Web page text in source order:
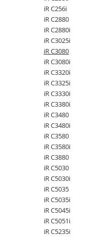
Kit mouse si tastatura
Web-cam-uri si sisteme
videoconferinta
Alte periferice
Accesorii PC
Access Point-uri
Cabluri retea
Sisteme Mesh WiFi
Placi de retea
Conectori & mufe retea
Rack-uri & accesorii rack
Patch panel-uri
iR C256i
iR C2880
iR C2880i
iR C3025i
iR C3080
iR C3080i
iR C3320i
iR C3325i
iR C3330i
iR C3380i
iR C3480
iR C3480i
iR C3580
iR C3580i
iR C3880
iR C5030
iR C5030i
iR C5035
iR C5035i
iR C5045i
iR C5051i
iR C5235i